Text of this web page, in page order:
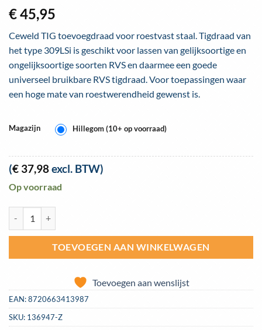
€45,95
Ceweld TIG toevoegdraad voor roestvast staal. Tigdraad van
het type 309LSi is geschikt voor lassen van gelijksoortige en
ongelijksoortige soorten RVS en daarmee een goede
universeel bruikbare RVS tigdraad. Voor toepassingen waar
een hoge mate van roestwerendheid gewenst is.
Magazijn Hillegom (10+ op voorraad)
(€ 37,98excl. BTW)
Op voorraad
TOEVOEGEN AAN WINKELWAGEN
Toevoegen aan wenslijst
EAN:8720663413987
SKU: 136947-Z